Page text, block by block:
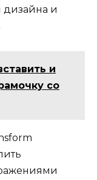
дизайна и
и
со